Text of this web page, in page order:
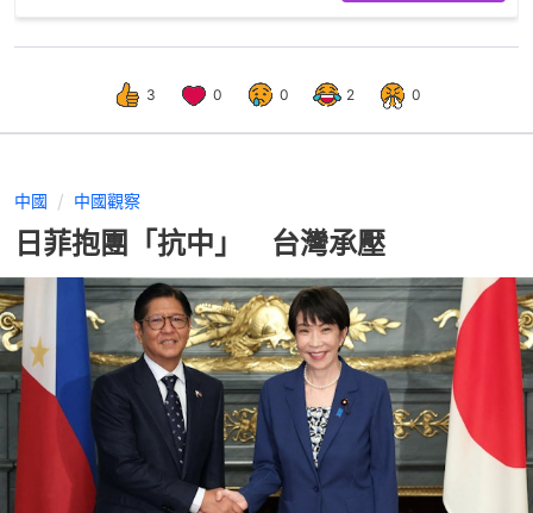
3 0 0 2 0
中國 中國觀察
日菲抱團「抗中」 台灣承壓